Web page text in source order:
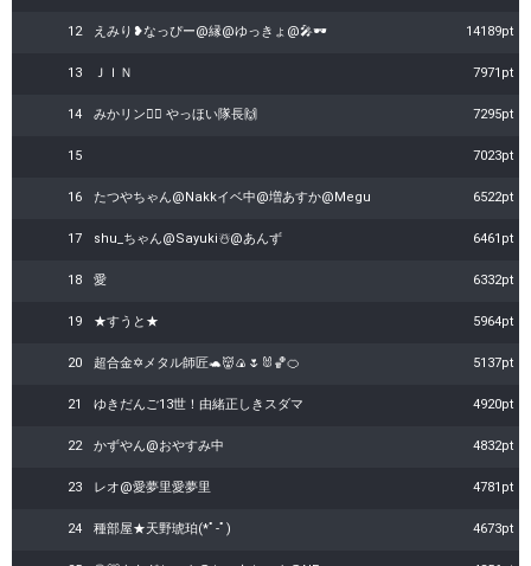
12 えみり❥なっぴー@縁@ゆっきょ@🎤🕶 14189pt
13 ＪＩＮ 7971pt
14 みかリン🏳️‍🌈 やっほい隊長🙌 7295pt
15 7023pt
16 たつやちゃん@Nakkイベ中@増あすか@Megu 6522pt
17 shu_ちゃん@Sayuki☃️@あんず 6461pt
18 愛 6332pt
19 ★すうと★ 5964pt
20 超合金✡️メタル師匠🐢👹🍙🌷🐰🏀🍊 5137pt
21 ゆきだんご13世！由緒正しきスダマ 4920pt
22 かずやん@おやすみ中 4832pt
23 レオ@愛夢里愛夢里 4781pt
24 種部屋★天野琥珀(*ﾟ-ﾟ) 4673pt